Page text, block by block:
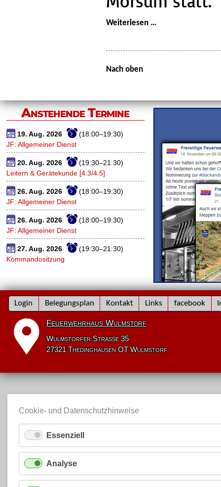
Weiterlesen …
Nach oben
Anstehende Termine
19. Aug. 2026
(18:00–19:30)
JF: Allgemeiner Dienst
20. Aug. 2026
(19:30–21:30)
Leitern & Gerätekunde [4.3/4.5]
26. Aug. 2026
(18:00–19:30)
JF: Allgemeiner Dienst
26. Aug. 2026
(18:00–19:30)
JF: Allgemeiner Dienst
27. Aug. 2026
(19:30–21:30)
Kommandositzung
Navigation
überspringen
Login Belegungsplan Kontakt Links facebook
Feuerwehrhaus Wulmstorf
Wulmstorfer Straße 35
27321 Thedinghausen OT Wulmstorf
Cookie- und Datenschutzhinweise
Essenziell
Analyse